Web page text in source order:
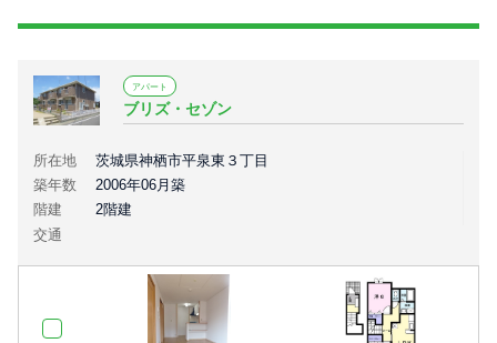
アパート
ブリズ・セゾン
所在地
茨城県神栖市平泉東３丁目
築年数
2006年06月築
階建
2階建
交通